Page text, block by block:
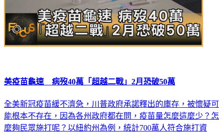
美疫苗龜速 病歿40萬「超越二戰」2月恐破50萬
全美新冠疫苗緩不濟急，川普政府承諾釋出的庫存，被懷疑可
能根本不存在，因為各州政府都在問，疫苗量怎麼這麼少？怎
麼夠民眾施打呢？以紐約州為例，統計700萬人符合施打資